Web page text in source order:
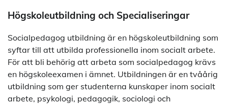
Högskoleutbildning och Specialiseringar
Socialpedagog utbildning är en högskoleutbildning som
syftar till att utbilda professionella inom socialt arbete.
För att bli behörig att arbeta som socialpedagog krävs
en högskoleexamen i ämnet. Utbildningen är en tvåårig
utbildning som ger studenterna kunskaper inom socialt
arbete, psykologi, pedagogik, sociologi och